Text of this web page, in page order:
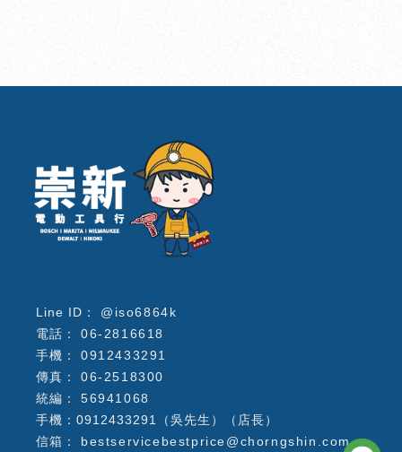
@iso6864k
06-2816618
0912433291
06-2518300
56941068
手機：0912433291（吳先生）（店長）
bestservicebestprice@chorngshin.com